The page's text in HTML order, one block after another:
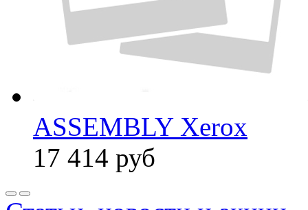
ASSEMBLY Xerox
17 414 руб